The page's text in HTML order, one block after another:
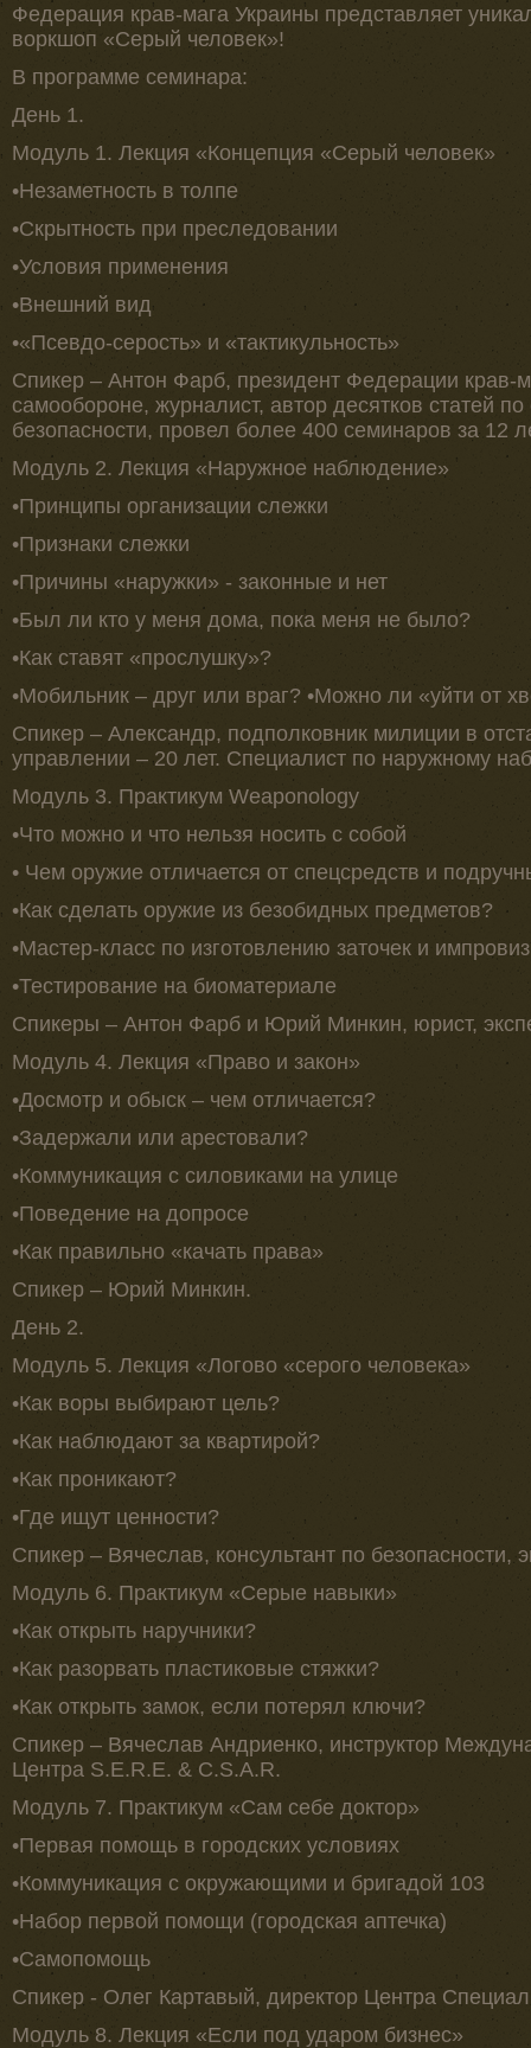
Федерация крав-мага Украины представляет
воркшоп «Серый человек»!
В программе семинара:
День 1.
Модуль 1. Лекция «Концепция «Серый человек»
•Незаметность в толпе
•Скрытность при преследовании
•Условия применения
•Внешний вид
•«Псевдо-серость» и «тактикульность»
Спикер – Антон Фарб, президент Федерации крав-
самообороне, журналист, автор десятков статей
безопасности, провел более 400 семинаров за 12
Модуль 2. Лекция «Наружное наблюдение»
•Принципы организации слежки
•Признаки слежки
•Причины «наружки» - законные и нет
•Был ли кто у меня дома, пока меня не было?
•Как ставят «прослушку»?
•Мобильник – друг или враг? •Можно ли «уйти от
Спикер – Александр, подполковник милиции в
управлении – 20 лет. Специалист по наружному
Модуль 3. Практикум Weaponology
•Что можно и что нельзя носить с собой
• Чем оружие отличается от спецсредств и
•Как сделать оружие из безобидных предметов?
•Мастер-класс по изготовлению заточек и
•Тестирование на биоматериале
Спикеры – Антон Фарб и Юрий Минкин, юрист,
Модуль 4. Лекция «Право и закон»
•Досмотр и обыск – чем отличается?
•Задержали или арестовали?
•Коммуникация с силовиками на улице
•Поведение на допросе
•Как правильно «качать права»
Спикер – Юрий Минкин.
День 2.
Модуль 5. Лекция «Логово «серого человека»
•Как воры выбирают цель?
•Как наблюдают за квартирой?
•Как проникают?
•Где ищут ценности?
Спикер – Вячеслав, консультант по безопасности,
Модуль 6. Практикум «Серые навыки»
•Как открыть наручники?
•Как разорвать пластиковые стяжки?
•Как открыть замок, если потерял ключи?
Спикер – Вячеслав Андриенко, инструктор
Центра S.E.R.E. & C.S.A.R.
Модуль 7. Практикум «Сам себе доктор»
•Первая помощь в городских условиях
•Коммуникация с окружающими и бригадой 103
•Набор первой помощи (городская аптечка)
•Самопомощь
Спикер - Олег Картавый, директор Центра
Модуль 8. Лекция «Если под ударом бизнес»